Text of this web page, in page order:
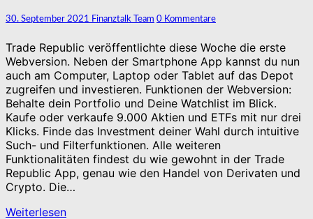
Webversion
30. September 2021 Finanztalk Team Kommentare
0 Kommentare
Trade Republic veröffentlichte diese Woche die erste
Webversion. Neben der Smartphone App kannst du nun
auch am Computer, Laptop oder Tablet auf das Depot
zugreifen und investieren. Funktionen der Webversion:
Behalte dein Portfolio und Deine Watchlist im Blick.
Kaufe oder verkaufe 9.000 Aktien und ETFs mit nur drei
Klicks. Finde das Investment deiner Wahl durch intuitive
Such- und Filterfunktionen. Alle weiteren
Funktionalitäten findest du wie gewohnt in der Trade
Republic App, genau wie den Handel von Derivaten und
Crypto. Die…
WeiterlesenWeiterlesen